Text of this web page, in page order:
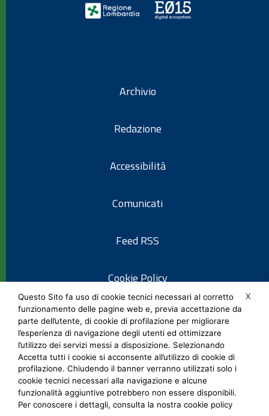
Archivio
Redazione
Accessibilità
Comunicati
Feed RSS
Cookie Policy
Informativa privacy
Note legali
Social Media Policy
X
Questo Sito fa uso di cookie tecnici necessari al corretto
funzionamento delle pagine web e, previa accettazione da
parte dell’utente, di cookie di profilazione per migliorare
l’esperienza di navigazione degli utenti ed ottimizzare
l’utilizzo dei servizi messi a disposizione. Selezionando
Accetta tutti i cookie si acconsente all’utilizzo di cookie di
profilazione. Chiudendo il banner verranno utilizzati solo i
cookie tecnici necessari alla navigazione e alcune
funzionalità aggiuntive potrebbero non essere disponibili.
Per conoscere i dettagli, consulta la nostra cookie policy